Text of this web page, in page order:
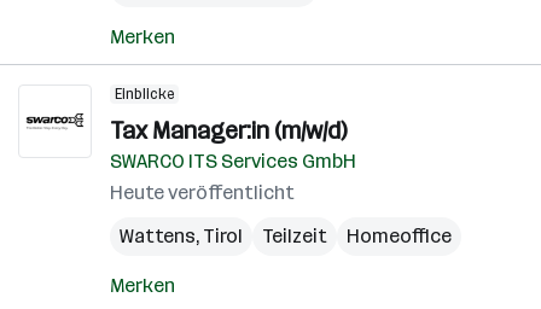
Merken
Einblicke
Tax Manager:in (m/w/d)
SWARCO ITS Services GmbH
Heute veröffentlicht
Wattens, Tirol Teilzeit Homeoffice
Merken